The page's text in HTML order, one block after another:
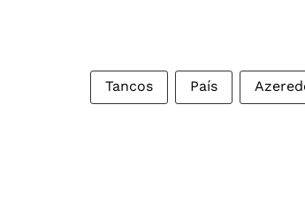
Tancos País